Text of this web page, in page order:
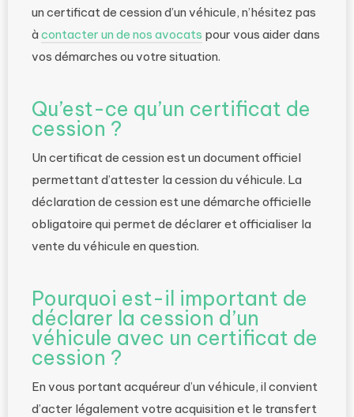
un certificat de cession d’un véhicule, n’hésitez pas
à contacter un de nos avocats pour vous aider dans
vos démarches ou votre situation.
Qu’est-ce qu’un certificat de
cession ?
Un certificat de cession est un document officiel
permettant d’attester la cession du véhicule. La
déclaration de cession est une démarche officielle
obligatoire qui permet de déclarer et officialiser la
vente du véhicule en question.
Pourquoi est-il important de
déclarer la cession d’un
véhicule avec un certificat de
cession ?
En vous portant acquéreur d’un véhicule, il convient
d’acter légalement votre acquisition et le transfert